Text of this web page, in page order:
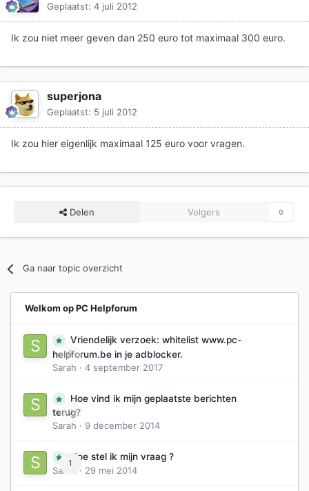
Geplaatst: 4 juli 2012
Ik zou niet meer geven dan 250 euro tot maximaal 300 euro.
superjona
Geplaatst: 5 juli 2012
Ik zou hier eigenlijk maximaal 125 euro voor vragen.
Delen Volgers 0
Ga naar topic overzicht
Welkom op PC Helpforum
0
Vriendelijk verzoek: whitelist www.pc-
helpforum.be in je adblocker.
Sarah · 4 september 2017
0
Hoe vind ik mijn geplaatste berichten
terug?
Sarah · 9 december 2014
1
Hoe stel ik mijn vraag ?
Sarah
· 29 mei 2014